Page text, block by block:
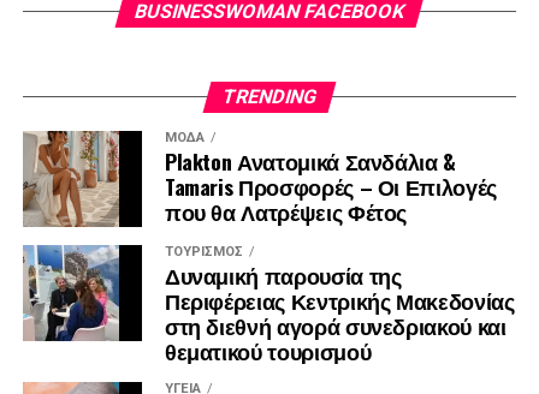
BUSINESSWOMAN FACEBOOK
TRENDING
ΜΌΔΑ
Plakton Ανατομικά Σανδάλια &
Tamaris Προσφορές – Οι Επιλογές
που θα Λατρέψεις Φέτος
ΤΟΥΡΙΣΜΌΣ
Δυναμική παρουσία της
Περιφέρειας Κεντρικής Μακεδονίας
στη διεθνή αγορά συνεδριακού και
θεματικού τουρισμού
ΥΓΕΊΑ